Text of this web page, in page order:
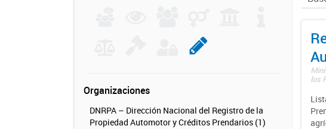
Organizaciones
DNRPA – Dirección Nacional del Registro de la
Propiedad Automotor y Créditos Prendarios (1)
los